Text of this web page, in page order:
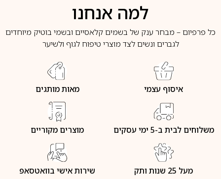
למה אנחנו
כל פרפיום – מבחר ענק של בשמים קלאסיים ובשמי בוטיק מיוחדים
לגברים ונשים לצד מוצרי טיפוח לגוף ולשיער
איסוף עצמי מאות מותגים
משלוחים לבית ב-5 ימי עסקים מוצרים מקוריים
מעל 25 שנות ותק שירות אישי בוואטסאפ